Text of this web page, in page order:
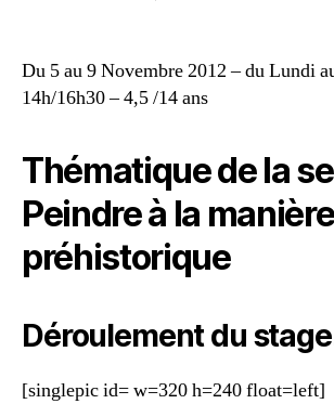
Du 5 au 9 Novembre 2012 – du Lundi
14h/16h30 – 4,5 /14 ans
Thématique de la
Peindre à la manière
préhistorique
Déroulement du
[singlepic id= w=320 h=240 float=left]